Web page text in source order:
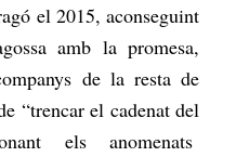
el 2015, aconseguint
amb la promesa,
de la resta de
“trencar el cadenat del
els anomenats